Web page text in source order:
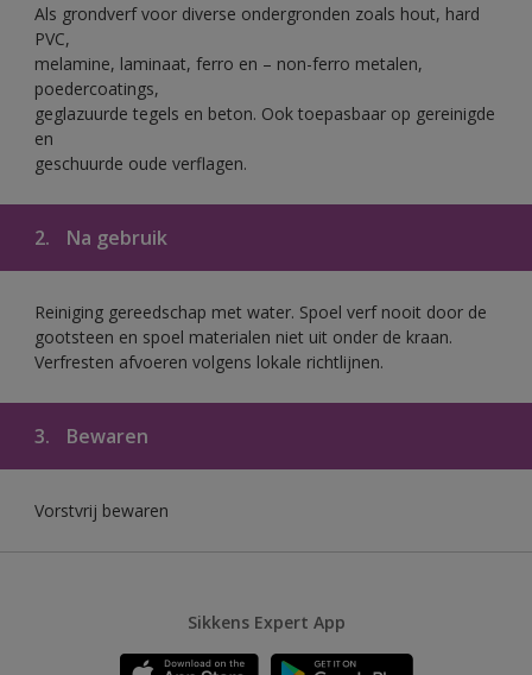
Als grondverf voor diverse ondergronden zoals hout, hard
PVC,
melamine, laminaat, ferro en – non-ferro metalen,
poedercoatings,
geglazuurde tegels en beton. Ook toepasbaar op gereinigde
en
geschuurde oude verflagen.
2. Na gebruik
Reiniging gereedschap met water. Spoel verf nooit door de
gootsteen en spoel materialen niet uit onder de kraan.
Verfresten afvoeren volgens lokale richtlijnen.
3. Bewaren
Vorstvrij bewaren
Sikkens Expert App